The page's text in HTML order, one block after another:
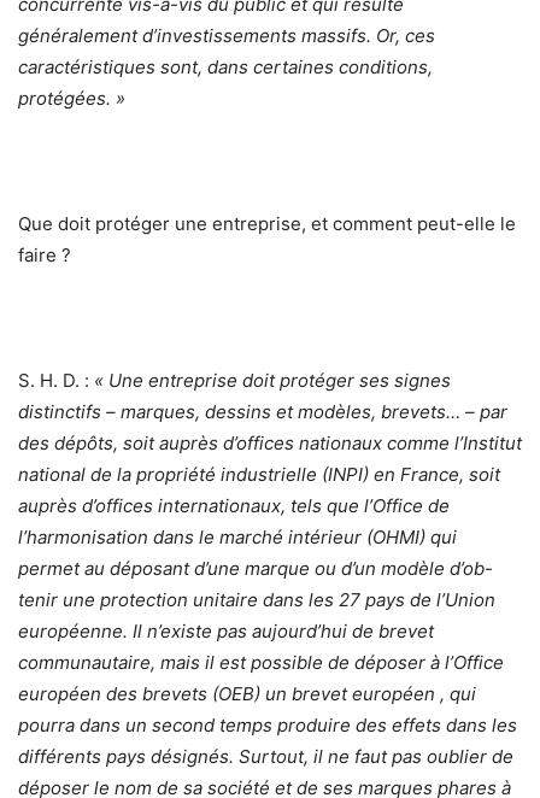
généralement d’investissements massifs. Or, ces
caractéristiques sont, dans certaines conditions,
protégées. »
Que doit protéger une entreprise, et comment peut-elle le
faire ?
S. H. D. : « Une entreprise doit protéger ses signes
distinctifs – marques, dessins et modèles, brevets… – par
des dépôts, soit auprès d’offices nationaux comme l’Institut
national de la propriété industrielle (INPI) en France, soit
auprès d’offices internationaux, tels que l’Office de
l’harmonisation dans le marché intérieur (OHMI) qui
permet au déposant d’une marque ou d’un modèle d’ob-
tenir une protection unitaire dans les 27 pays de l’Union
européenne. Il n’existe pas aujourd’hui de brevet
communautaire, mais il est possible de déposer à l’Office
européen des brevets (OEB) un brevet européen , qui
pourra dans un second temps produire des effets dans les
différents pays désignés. Surtout, il ne faut pas oublier de
déposer le nom de sa société et de ses marques phares à